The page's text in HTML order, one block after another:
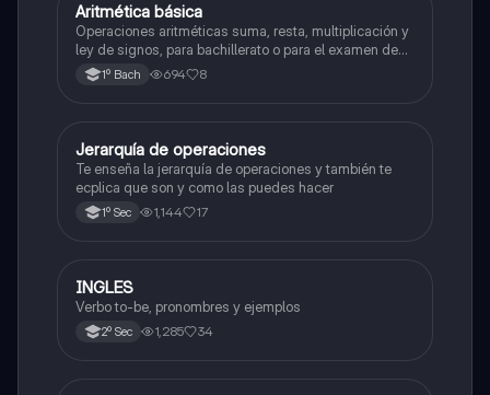
Matemáticas
Aritmética básica
Operaciones aritméticas suma, resta, multiplicación y
ley de signos, para bachillerato o para el examen de
admisión a la universidad
1º Bach 694 8
Matemáticas
Jerarquía de operaciones
Te enseña la jerarquía de operaciones y también te
ecplica que son y como las puedes hacer
1º Sec 1,144 17
Inglés
INGLES
Verbo to-be, pronombres y ejemplos
2º Sec 1,285 34